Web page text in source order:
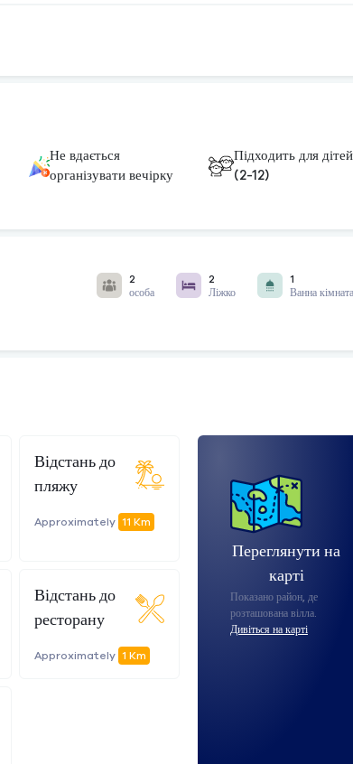
Не вдається
організувати вечірку
Підходить для дітей
(2-12)
2
особа
2
Ліжко
1
Ванна кімната
Відстань до
пляжу
Approximately 11 Km
Відстань до
ресторану
Approximately 1 Km
Переглянути на
карті
Показано район, де
розташована вілла.
Дивіться на карті